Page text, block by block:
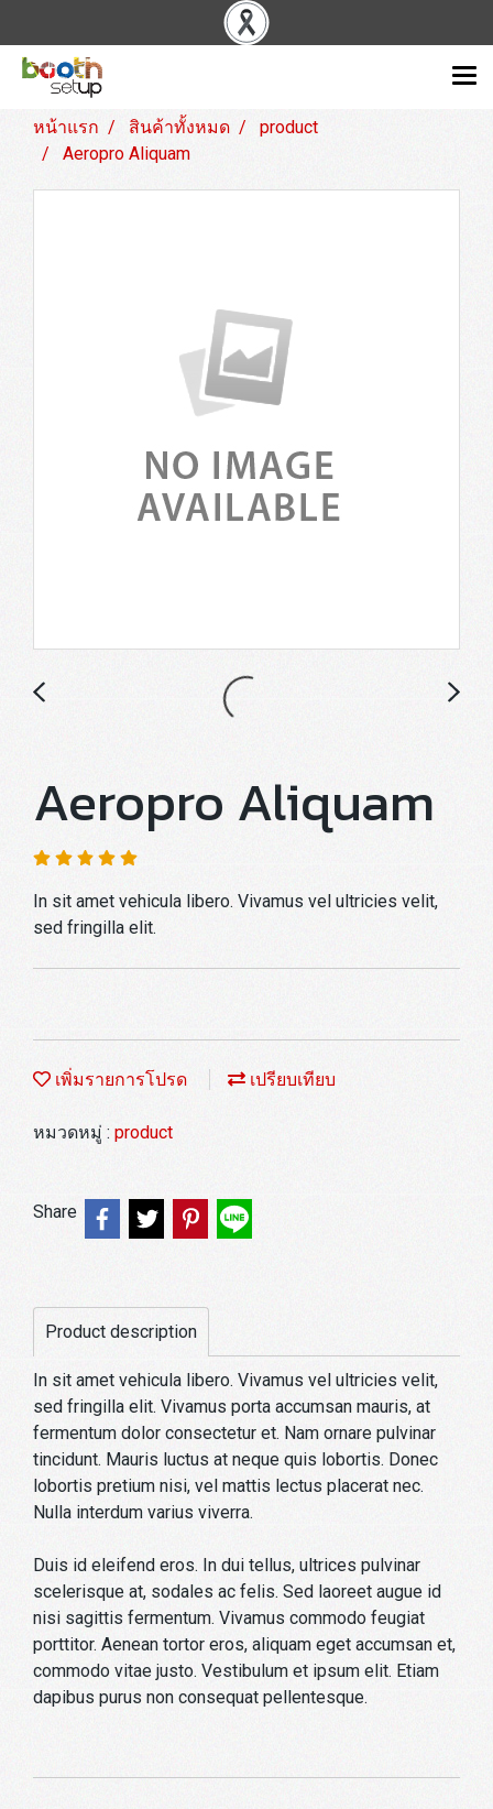
หน้าแรก สินค้าทั้งหมด
product
Aeropro Aliquam
Aeropro Aliquam
In sit amet vehicula libero. Vivamus vel ultricies velit,
sed fringilla elit.
เพิ่มรายการโปรด เปรียบเทียบ
หมวดหมู่ : product
Share
Product description
In sit amet vehicula libero. Vivamus vel ultricies velit,
sed fringilla elit. Vivamus porta accumsan mauris, at
fermentum dolor consectetur et. Nam ornare pulvinar
tincidunt. Mauris luctus at neque quis lobortis. Donec
lobortis pretium nisi, vel mattis lectus placerat nec.
Nulla interdum varius viverra.
Duis id eleifend eros. In dui tellus, ultrices pulvinar
scelerisque at, sodales ac felis. Sed laoreet augue id
nisi sagittis fermentum. Vivamus commodo feugiat
porttitor. Aenean tortor eros, aliquam eget accumsan et,
commodo vitae justo. Vestibulum et ipsum elit. Etiam
dapibus purus non consequat pellentesque.